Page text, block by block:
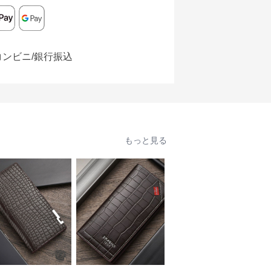
ンビニ/銀行振込
もっと見る